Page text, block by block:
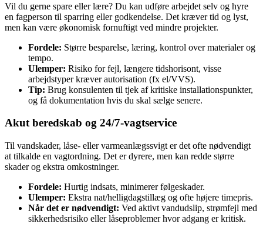
Vil du gerne spare eller lære? Du kan udføre arbejdet selv og hyre
en fagperson til sparring eller godkendelse. Det kræver tid og lyst,
men kan være økonomisk fornuftigt ved mindre projekter.
Fordele: Større besparelse, læring, kontrol over materialer og
tempo.
Ulemper: Risiko for fejl, længere tidshorisont, visse
arbejdstyper kræver autorisation (fx el/VVS).
Tip: Brug konsulenten til tjek af kritiske installationspunkter,
og få dokumentation hvis du skal sælge senere.
Akut beredskab og 24/7‑vagtservice
Til vandskader, låse‑ eller varmeanlægssvigt er det ofte nødvendigt
at tilkalde en vagtordning. Det er dyrere, men kan redde større
skader og ekstra omkostninger.
Fordele: Hurtig indsats, minimerer følgeskader.
Ulemper: Ekstra nat/helligdagstillæg og ofte højere timepris.
Når det er nødvendigt: Ved aktivt vandudslip, strømfejl med
sikkerhedsrisiko eller låseproblemer hvor adgang er kritisk.